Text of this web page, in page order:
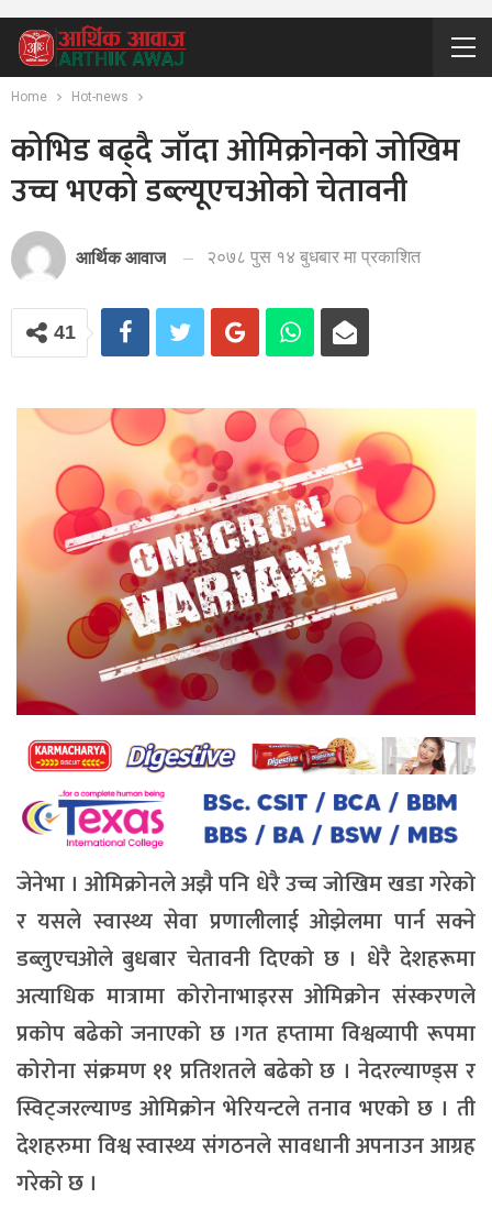
Home Hot-news
कोभिड बढ्दै जाँदा ओमिक्रोनको जोखिम
उच्च भएको डब्ल्यूएचओको चेतावनी
आर्थिक आवाज २०७८ पुस १४ बुधबार मा प्रकाशित
41
जेनेभा । ओमिक्रोनले अझै पनि धेरै उच्च जोखिम खडा गरेको
र यसले स्वास्थ्य सेवा प्रणालीलाई ओझेलमा पार्न सक्ने
डब्लुएचओले बुधबार चेतावनी दिएको छ । धेरै देशहरूमा
अत्याधिक मात्रामा कोरोनाभाइरस ओमिक्रोन संस्करणले
प्रकोप बढेको जनाएको छ ।गत हप्तामा विश्वव्यापी रूपमा
कोरोना संक्रमण ११ प्रतिशतले बढेको छ । नेदरल्याण्ड्स र
स्विट्जरल्याण्ड ओमिक्रोन भेरियन्टले तनाव भएको छ । ती
देशहरुमा विश्व स्वास्थ्य संगठनले सावधानी अपनाउन आग्रह
गरेको छ ।